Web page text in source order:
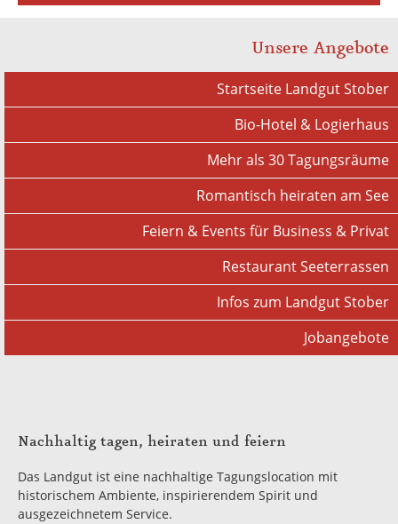
Unsere Angebote
Startseite Landgut Stober
Bio-Hotel & Logierhaus
Mehr als 30 Tagungsräume
Romantisch heiraten am See
Feiern & Events für Business & Privat
Restaurant Seeterrassen
Infos zum Landgut Stober
Jobangebote
Nachhaltig tagen, heiraten und feiern
Das Landgut ist eine nachhaltige Tagungslocation mit
historischem Ambiente, inspirierendem Spirit und
ausgezeichnetem Service.